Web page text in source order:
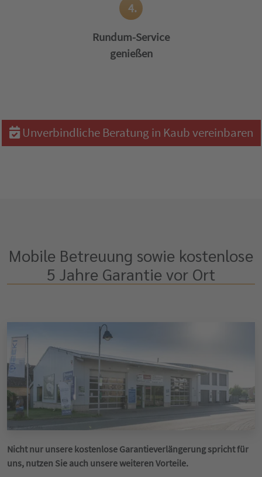
4.
Rundum-Service
genießen
Unverbindliche Beratung in Kaub vereinbaren
Mobile Betreuung sowie kostenlose
5 Jahre Garantie vor Ort
Nicht nur unsere kostenlose Garantieverlängerung spricht für
uns, nutzen Sie auch unsere weiteren Vorteile.